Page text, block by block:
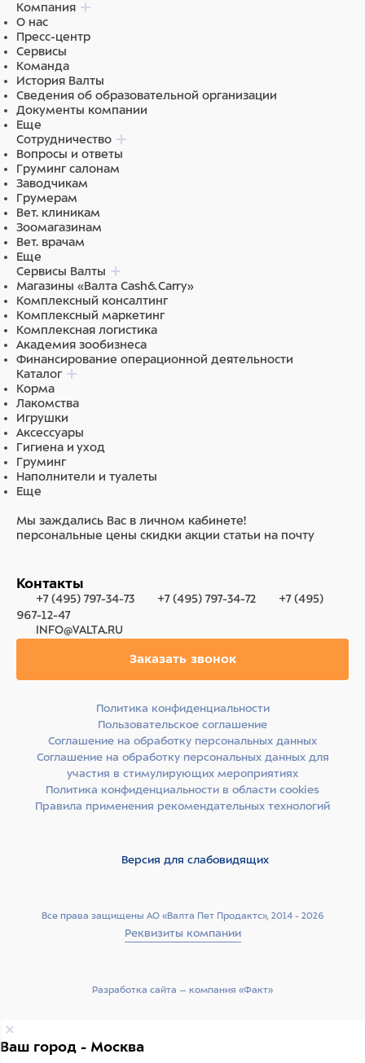
Компания
О нас
Пресс-центр
Сервисы
Команда
История Валты
Сведения об образовательной организации
Документы компании
Еще
Сотрудничество
Вопросы и ответы
Груминг салонам
Заводчикам
Грумерам
Вет. клиникам
Зоомагазинам
Вет. врачам
Еще
Сервисы Валты
Магазины «Валта Cash&Carry»
Комплексный консалтинг
Комплексный маркетинг
Комплексная логистика
Академия зообизнеса
Финансирование операционной деятельности
Каталог
Корма
Лакомства
Игрушки
Аксессуары
Гигиена и уход
Груминг
Наполнители и туалеты
Еще
Мы заждались Вас в личном кабинете!
персональные цены скидки акции статьи на почту
Контакты
+7 (495) 797-34-73 +7 (495) 797-34-72
+7 (495)
967-12-47
INFO@VALTA.RU
Заказать звонок
Все права защищены АО «Валта Пет Продактс», 2014 - 2026
Реквизиты компании
Политика конфиденциальности
Пользовательское соглашение
Соглашение на обработку персональных данных
Соглашение на обработку персональных данных для
участия в стимулирующих мероприятиях
Политика конфиденциальности в области cookies
Правила применения рекомендательных технологий
Версия для слабовидящих
Разработка сайта –­ компания «Факт»
Ваш город - Москва